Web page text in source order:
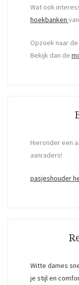
Wat ook
hoekbanken
Opzoek naar
Bekijk dan de
Hieronder een
aanraders!
pasjeshouder
Witte dames
je stijl en